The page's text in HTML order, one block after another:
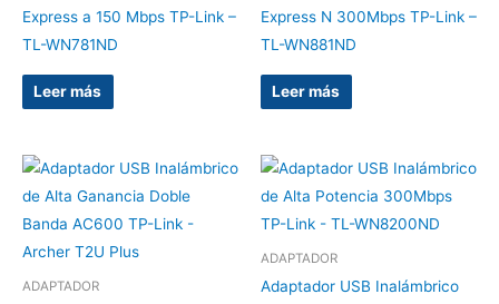
Express a 150 Mbps TP-Link –
TL-WN781ND
Leer más
Express N 300Mbps TP-Link –
TL-WN881ND
Leer más
ADAPTADOR
ADAPTADOR
Adaptador USB Inalámbrico